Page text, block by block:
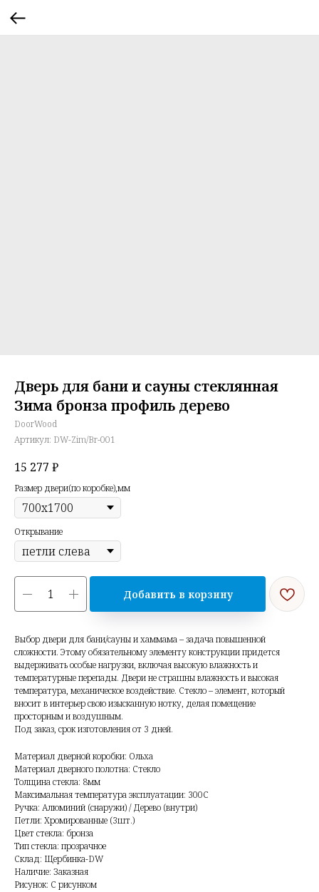
Дверь для бани и сауны стеклянная
Зима бронза профиль дерево
DoorWood
Артикул: DW-Zim/Br-001
15 277 ₽
Размер двери(по коробке),мм
Открывание
Добавить в корзину
Выбор двери для бани/сауны и хаммама – задача повышенной
сложности. Этому обязательному элементу конструкции придется
выдерживать особые нагрузки, включая высокую влажность и
температурные перепады. Двери не страшны влажность и высокая
температура, механическое воздействие. Стекло – элемент, который
вносит в интерьер свою изысканную нотку, делая помещение
просторным и воздушным.
Под заказ, срок изготовления от 3 дней.
Материал дверной коробки: Ольха
Материал дверного полотна: Стекло
Толщина стекла: 8мм
Максимальная температура эксплуатации: 300С
Ручка: Алюминий (снаружи) / Дерево (внутри)
Петли: Хромированные (3шт.)
Цвет стекла: бронза
Тип стекла: прозрачное
Склад: Щербинка-DW
Наличие: Заказная
Рисунок: С рисунком